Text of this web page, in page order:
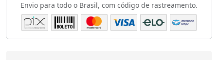
Envio para todo o Brasil, com código de rastreamento.